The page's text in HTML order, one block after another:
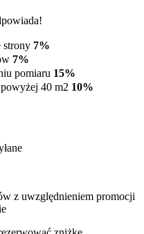
strony 7%
7%
pomiaru 15%
40 m2 10%
z uwzględnieniem promocji